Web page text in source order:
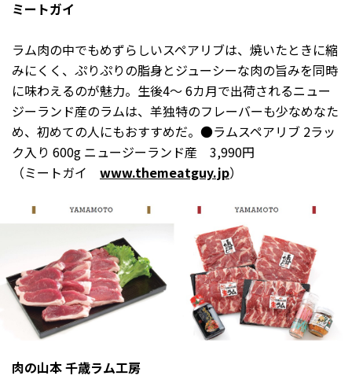
ミートガイ
ラム肉の中でもめずらしいスペアリブは、焼いたときに縮
みにくく、ぷりぷりの脂身とジューシーな肉の旨みを同時
に味わえるのが魅力。生後4～ 6カ月で出荷されるニュー
ジーランド産のラムは、羊独特のフレーバーも少なめなた
め、初めての人にもおすすめだ。●ラムスペアリブ 2ラッ
ク入り 600g ニュージーランド産 3,990円
（ミートガイ www.themeatguy.jp）
肉の山本 千歳ラム工房